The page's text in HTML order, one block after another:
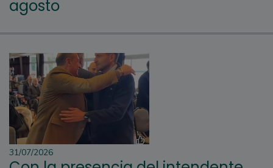
agosto
31/07/2026